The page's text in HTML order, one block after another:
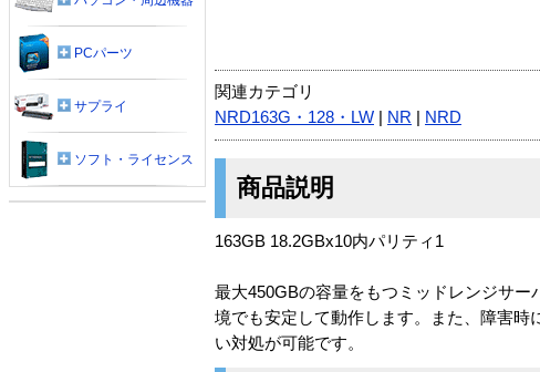
関連カテゴリ
NRD163G・128・LW
NR NRD
商品説明
163GB 18.2GBx10内パリティ1
最大450GBの容量をもつミッドレンジサ
境でも安定して動作します。また、障害
い対処が可能です。
PCパーツ
サプライ
ソフト・ライセンス